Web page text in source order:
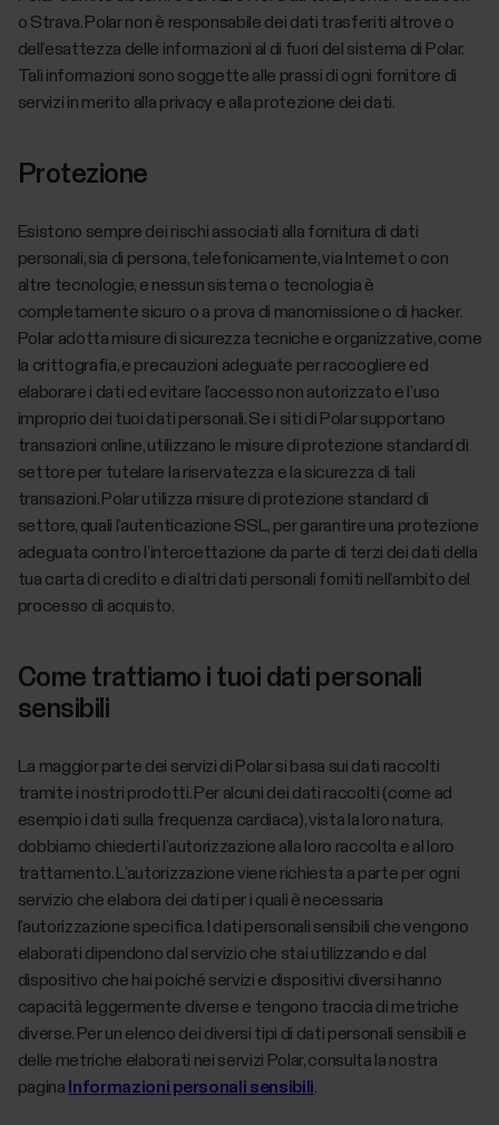
o Strava. Polar non è responsabile dei dati trasferiti altrove o
dell’esattezza delle informazioni al di fuori del sistema di Polar.
Tali informazioni sono soggette alle prassi di ogni fornitore di
servizi in merito alla privacy e alla protezione dei dati.
Protezione
Esistono sempre dei rischi associati alla fornitura di dati
personali, sia di persona, telefonicamente, via Internet o con
altre tecnologie, e nessun sistema o tecnologia è
completamente sicuro o a prova di manomissione o di hacker.
Polar adotta misure di sicurezza tecniche e organizzative, come
la crittografia, e precauzioni adeguate per raccogliere ed
elaborare i dati ed evitare l’accesso non autorizzato e l’uso
improprio dei tuoi dati personali. Se i siti di Polar supportano
transazioni online, utilizzano le misure di protezione standard di
settore per tutelare la riservatezza e la sicurezza di tali
transazioni. Polar utilizza misure di protezione standard di
settore, quali l’autenticazione SSL, per garantire una protezione
adeguata contro l’intercettazione da parte di terzi dei dati della
tua carta di credito e di altri dati personali forniti nell’ambito del
processo di acquisto.
Come trattiamo i tuoi dati personali
sensibili
La maggior parte dei servizi di Polar si basa sui dati raccolti
tramite i nostri prodotti. Per alcuni dei dati raccolti (come ad
esempio i dati sulla frequenza cardiaca), vista la loro natura,
dobbiamo chiederti l’autorizzazione alla loro raccolta e al loro
trattamento. L’autorizzazione viene richiesta a parte per ogni
servizio che elabora dei dati per i quali è necessaria
l’autorizzazione specifica. I dati personali sensibili che vengono
elaborati dipendono dal servizio che stai utilizzando e dal
dispositivo che hai poiché servizi e dispositivi diversi hanno
capacità leggermente diverse e tengono traccia di metriche
diverse. Per un elenco dei diversi tipi di dati personali sensibili e
delle metriche elaborati nei servizi Polar, consulta la nostra
pagina Informazioni personali sensibili.